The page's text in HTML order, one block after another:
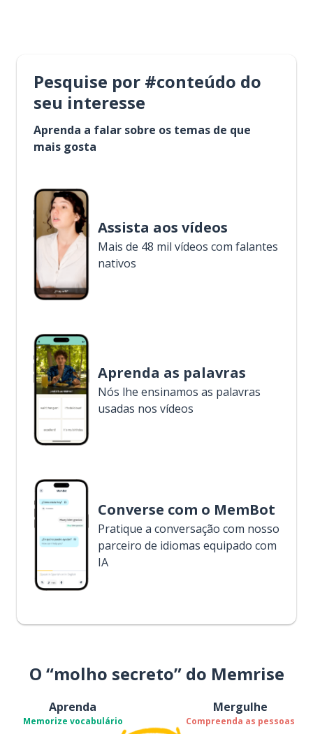
Pesquise por #conteúdo do
seu interesse
Aprenda a falar sobre os temas de que
mais gosta
Assista aos vídeos
Mais de 48 mil vídeos com falantes
nativos
Aprenda as palavras
Nós lhe ensinamos as palavras
usadas nos vídeos
Converse com o MemBot
Pratique a conversação com nosso
parceiro de idiomas equipado com
IA
O “molho secreto” do Memrise
Aprenda
Memorize vocabulário
Mergulhe
Compreenda as pessoas